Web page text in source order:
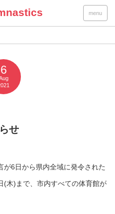
menu
6
せ
6日から県内全域に発令された
(木)まで、市内すべての体育館が